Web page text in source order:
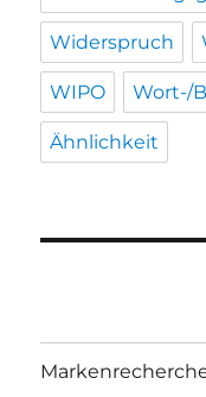
Widerspruch
WIPO Wort-/
Ähnlichkeit